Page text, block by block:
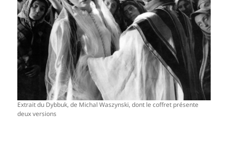
Extrait du Dybbuk, de Michal Waszynski, dont le coffret présente
deux versions